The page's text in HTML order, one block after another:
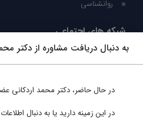
روانشناسی
شبکه های اجتماعی
ما را در شبکه های اجتماعی دنبال کنید
به دنبال دریافت مشاوره از دکتر
در حال حاضر، دکتر محمد اردکانی
در این زمینه دارید یا به دنبال